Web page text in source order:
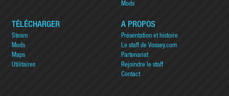
Mods
TÉLÉCHARGER
Steam
Mods
Maps
Utilitaires
A PROPOS
Présentation et histoire
Le staff de Vossey.com
Partenariat
Rejoindre le staff
Contact